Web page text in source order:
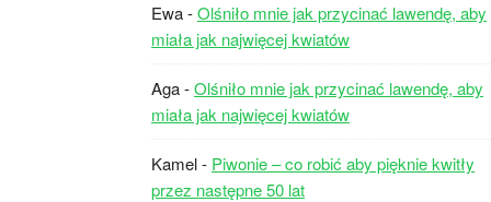
Ewa-Olśniło mnie jak przycinać lawendę, aby
miała jak najwięcej kwiatów
Aga-Olśniło mnie jak przycinać lawendę, aby
miała jak najwięcej kwiatów
Kamel- Piwonie – co robić aby pięknie kwitły
przez następne 50 lat